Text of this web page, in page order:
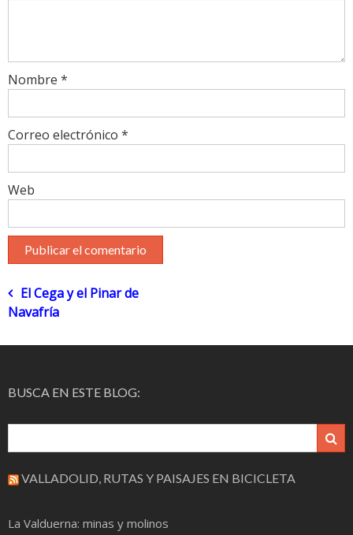
Nombre *
Correo electrónico *
Web
Navegación
El Cega y el Pinar de
Navafría
BUSCA EN ESTE BLOG:
VALLADOLID, RUTAS Y PAISAJES EN BICICLETA
La Valduerna: minas y molinos